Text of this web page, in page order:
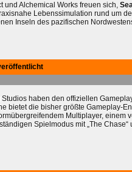
und Alchemical Works freuen sich,
Lebenssimulation rund um
Inseln des pazifischen
Studios haben den offiziellen
bietet die bisher größte Gameplay-
Multiplayer, einem
Spielmodus mit „The